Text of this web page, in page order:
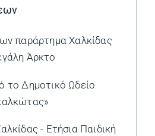
παράρτημα Χαλκίδας
Άρκτο
το Δημοτικό Ωδείο
- Ετήσια Παιδική